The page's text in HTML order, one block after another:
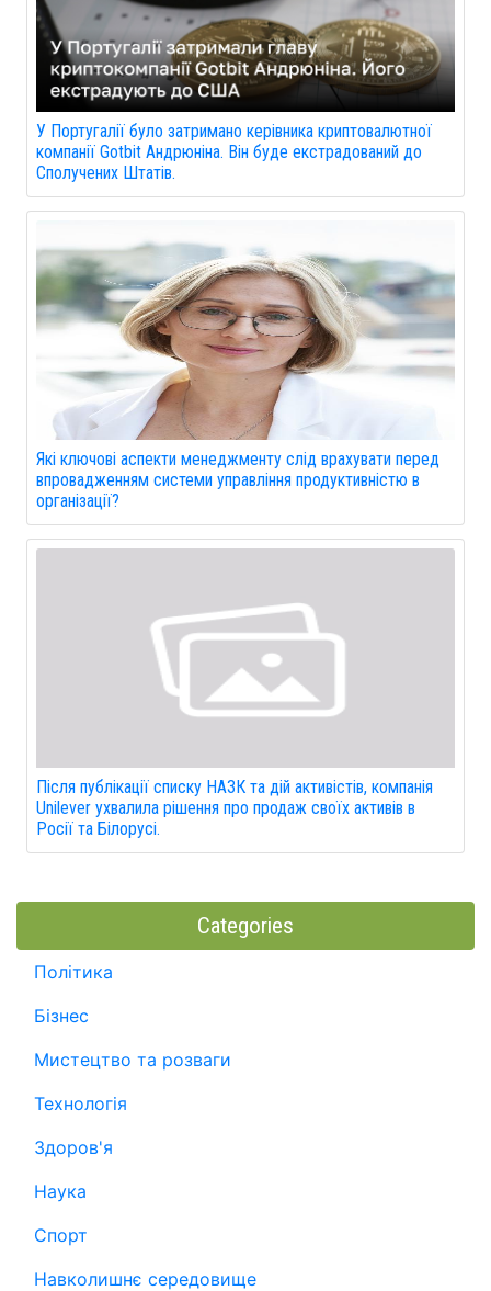
У Португалії було затримано керівника криптовалютної
компанії Gotbit Андрюніна. Він буде екстрадований до
Сполучених Штатів.
Які ключові аспекти менеджменту слід врахувати перед
впровадженням системи управління продуктивністю в
організації?
Після публікації списку НАЗК та дій активістів, компанія
Unilever ухвалила рішення про продаж своїх активів в
Росії та Білорусі.
Categories
Політика
Бізнес
Мистецтво та розваги
Технологія
Здоров'я
Наука
Спорт
Навколишнє середовище